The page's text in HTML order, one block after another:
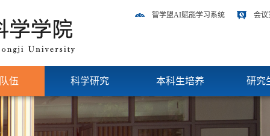
智学盟AI赋能学习系统 会议
伍 科学研究 本科生培养 研究